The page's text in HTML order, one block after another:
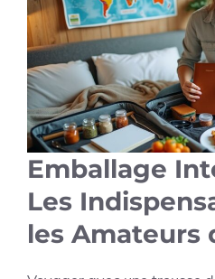
Emballage
Les
les Amateurs